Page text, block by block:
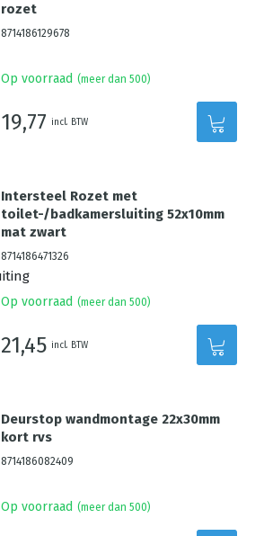
rozet
8714186129678
Op voorraad (meer dan 500)
19,77 incl. BTW
Intersteel Rozet met
toilet-/badkamersluiting 52x10mm
mat zwart
8714186471326
Op voorraad (meer dan 500)
21,45 incl. BTW
Deurstop wandmontage 22x30mm
kort rvs
8714186082409
Op voorraad (meer dan 500)